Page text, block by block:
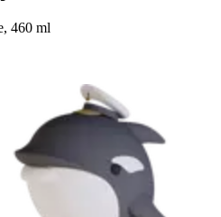
460 ml